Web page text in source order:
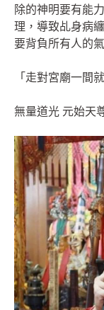
除的神明要有能
理，導致乩身病
要背負所有人的
「走對宮廟一間
無量道光 元始天